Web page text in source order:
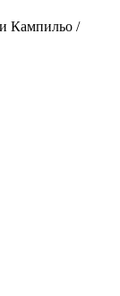
Кампильо /